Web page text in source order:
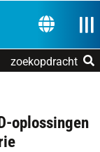
zoekopdracht
oplossingen